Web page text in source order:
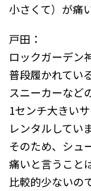
小さくて）が痛
戸田：
ロックガーデン
普段履かれてい
スニーカーなど
1センチ大きい
レンタルしてい
そのため、シュ
痛いと言うこと
比較的少ないの